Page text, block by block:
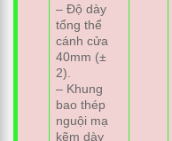
– Độ dày
tổng thể
cánh cửa
40mm (±
2).
– Khung
bao thép
nguội mạ
kẽm dày